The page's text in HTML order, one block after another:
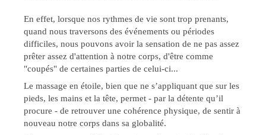
En effet, lorsque nos rythmes de vie sont trop prenants,
quand nous traversons des événements ou périodes
difficiles, nous pouvons avoir la sensation de ne pas assez
prêter assez d'attention à notre corps, d'être comme
"coupés" de certaines parties de celui-ci...
Le massage en étoile, bien que ne s’appliquant que sur les
pieds, les mains et la tête, permet - par la détente qu’il
procure - de retrouver une cohérence physique, de sentir à
nouveau notre corps dans sa globalité.